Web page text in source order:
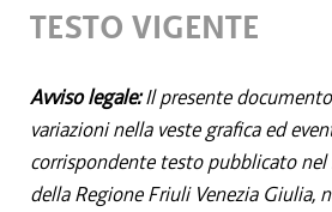
TESTO VIGENTE
Avviso legale:Il presente
variazioni nella veste grafica ed
corrispondente testo pubblicato
della Regione Friuli Venezia Giulia,